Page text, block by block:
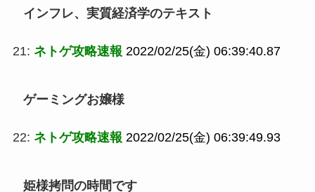
インフレ、実質経済学のテキスト
21: ネトゲ攻略速報 2022/02/25(金) 06:39:40.87
ゲーミングお嬢様
22: ネトゲ攻略速報 2022/02/25(金) 06:39:49.93
姫様拷問の時間です